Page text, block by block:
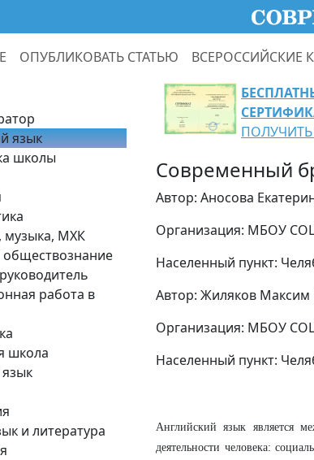
ОПУБЛИКОВАТЬ СТАТЬЮ ВСЕРОССИЙСКИЕ
язык
школы
музыка, МХК
обществознание
работа в
школа
и литература
ПОЛУЧИТЬ
Современный
Автор: Аносова
Организация: МБОУ
Населенный пункт:
Автор: Жиляков Максим
Организация: МБОУ
Населенный пункт:
Английский язык является
деятельности человека: